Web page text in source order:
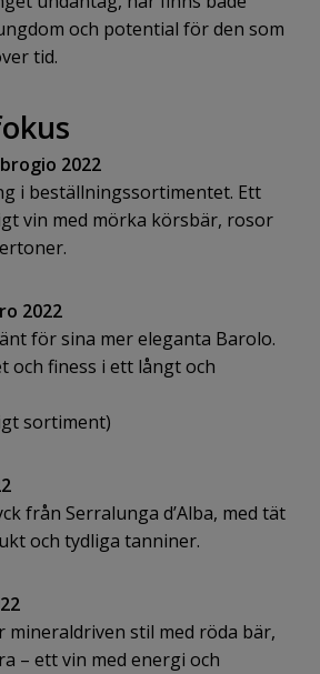
och potential för den som
tid.
2022
i beställningssortimentet. Ett
vin med mörka körsbär, rosor
2022
för sina mer eleganta Barolo.
och finess i ett långt och
sortiment)
från Serralunga d’Alba, med tät
och tydliga tanniner.
mineraldriven stil med röda bär,
– ett vin med energi och